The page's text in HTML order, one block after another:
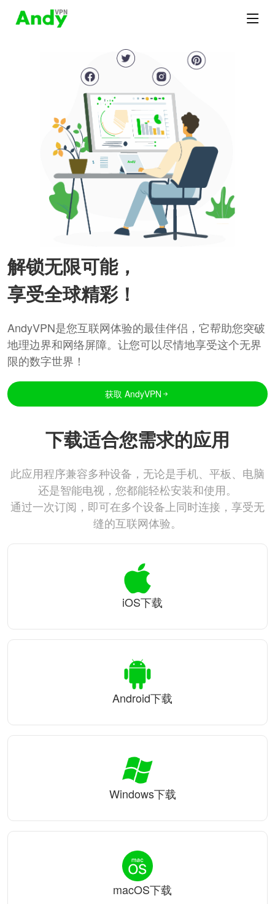
解锁无限可能，
享受全球精彩！
AndyVPN是您互联网体验的最佳伴侣，它帮助您突破
地理边界和网络屏障。让您可以尽情地享受这个无界
限的数字世界！
获取 AndyVPN
下载适合您需求的应用
此应用程序兼容多种设备，无论是手机、平板、电脑
还是智能电视，您都能轻松安装和使用。
通过一次订阅，即可在多个设备上同时连接，享受无
缝的互联网体验。
iOS下载
Android下载
Windows下载
macOS下载